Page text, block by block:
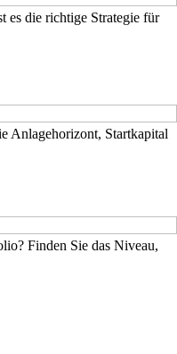
es die richtige Strategie für
Anlagehorizont, Startkapital
Finden Sie das Niveau,